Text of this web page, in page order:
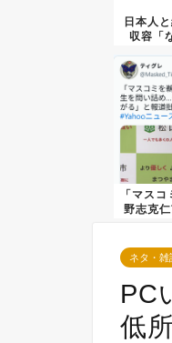
日本人
収容「
「マス
野志克
ネタ・雑
PC
低